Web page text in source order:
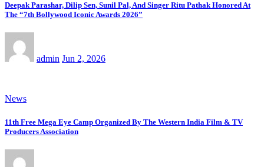
Deepak Parashar, Dilip Sen, Sunil Pal, And Singer Ritu Pathak Honored At
The “7th Bollywood Iconic Awards 2026”
admin Jun 2, 2026
News
11th Free Mega Eye Camp Organized By The Western India Film & TV
Producers Association